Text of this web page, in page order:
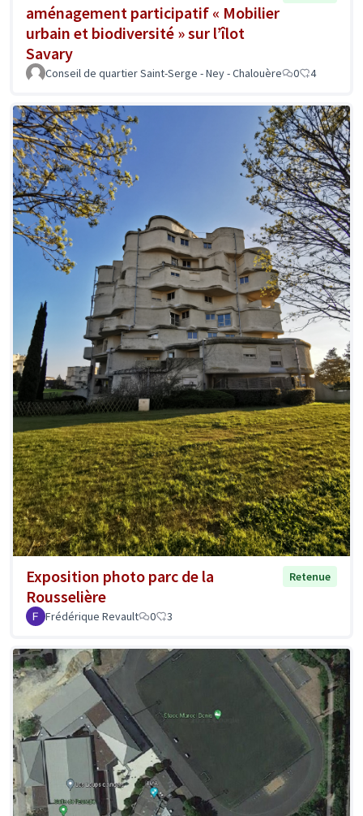
aménagement participatif « Mobilier
urbain et biodiversité » sur l’îlot
Savary
Conseil de quartier Saint-Serge - Ney - Chalouère 0 4
Exposition photo parc de la
Rousselière
Retenue
Frédérique Revault 0 3